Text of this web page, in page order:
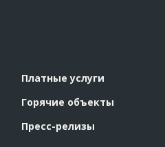
Платные услуги
Горячие объекты
Пресс-релизы